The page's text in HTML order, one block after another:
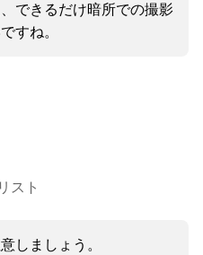
できるだけ暗所での撮影
すね。
スト
しましょう。